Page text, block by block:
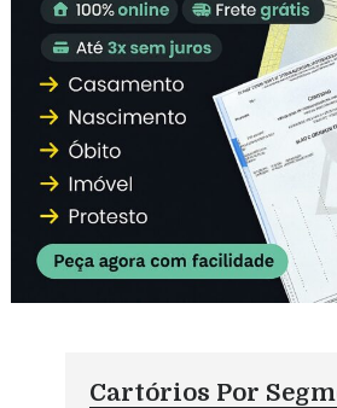
Cartórios Por